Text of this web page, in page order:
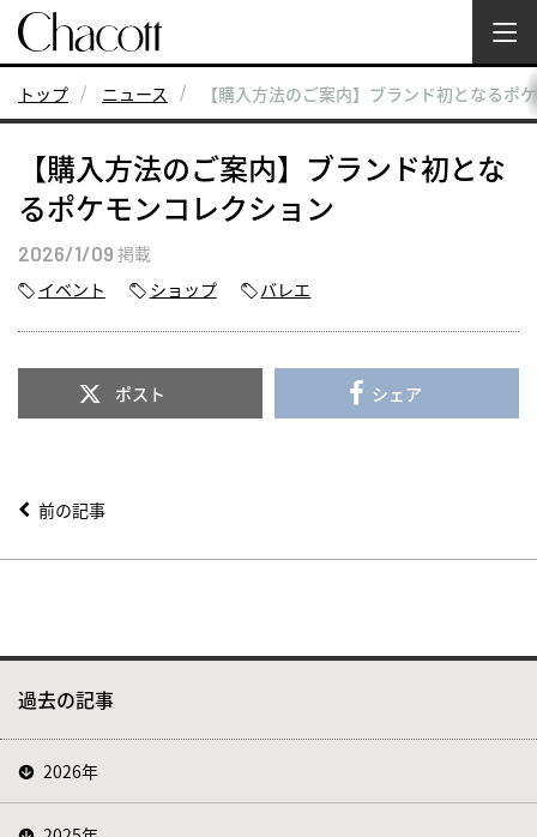
トップ ニュース 【購入方法のご案内】ブランド初となるポ
【購入方法のご案内】ブランド初とな
るポケモンコレクション
2026/1/09 掲載
イベント
ショップ バレエ
ポスト シェア
前の記事
過去の記事
2026年